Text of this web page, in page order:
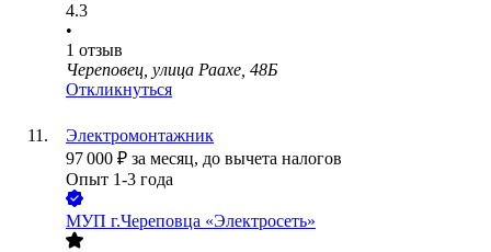
4.3
•
1 отзыв
Череповец, улица Раахе, 48Б
Откликнуться
Электромонтажник
97 000 ₽ за месяц, до вычета налогов
Опыт 1-3 года
МУП г.Череповца «Электросеть»